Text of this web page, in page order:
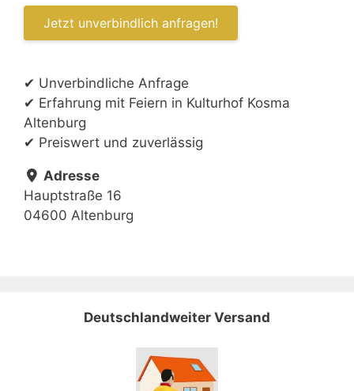
✔ Unverbindliche Anfrage
✔ Erfahrung mit Feiern in Kulturhof Kosma
Altenburg
✔ Preiswert und zuverlässig
Adresse
Hauptstraße 16
04600 Altenburg
Deutschlandweiter Versand